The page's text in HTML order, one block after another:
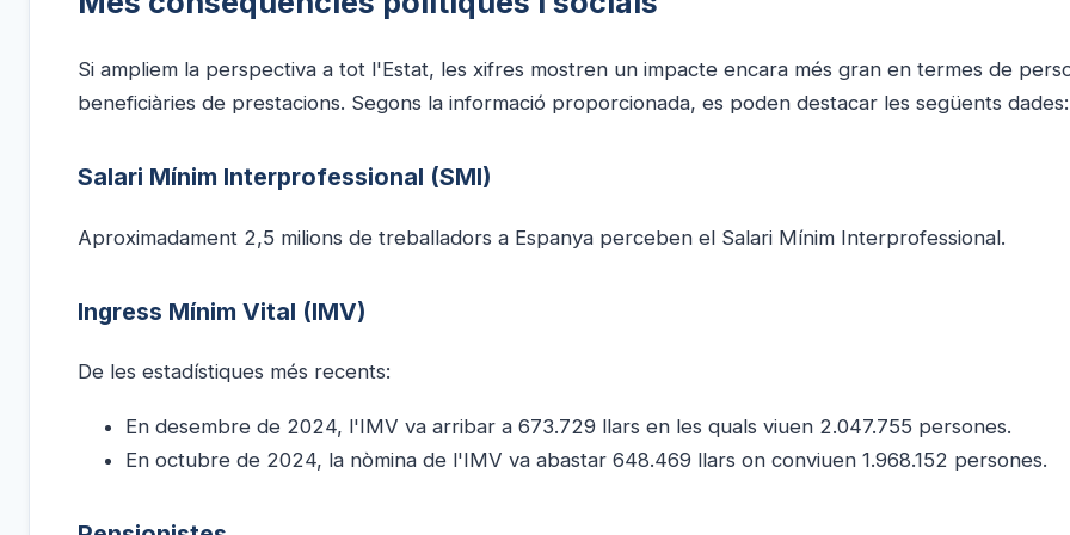
Si ampliem la perspectiva a tot l'Estat, les xifres mostren un impacte encara més gran en termes de
beneficiàries de prestacions. Segons la informació proporcionada, es poden destacar les següents dades:
Salari Mínim Interprofessional (SMI)
Aproximadament 2,5 milions de treballadors a Espanya perceben el Salari Mínim Interprofessional.
Ingress Mínim Vital (IMV)
De les estadístiques més recents:
En desembre de 2024, l'IMV va arribar a 673.729 llars en les quals viuen 2.047.755 persones.
En octubre de 2024, la nòmina de l'IMV va abastar 648.469 llars on conviuen 1.968.152 persones.